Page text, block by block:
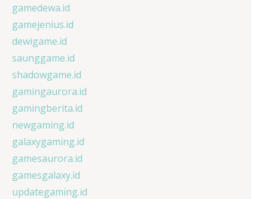
gamedewa.id
gamejenius.id
dewigame.id
saunggame.id
shadowgame.id
gamingaurora.id
gamingberita.id
newgaming.id
galaxygaming.id
gamesaurora.id
gamesgalaxy.id
updategaming.id